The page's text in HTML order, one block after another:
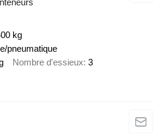
kg
pneumatique
Nombre d'essieux 3